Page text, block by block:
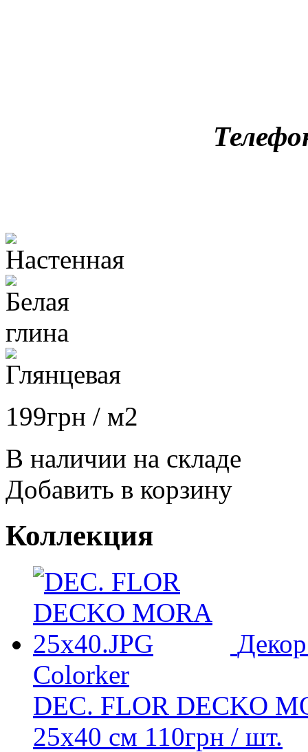
199грн / м2
В наличии на складе
Добавить в корзину
Коллекция
Colorker
DEC. FLOR DECKO
25x40 см 110грн / шт.